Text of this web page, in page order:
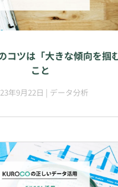
コツは「大きな傾向を掴む
こと
年9月22日 | データ分析